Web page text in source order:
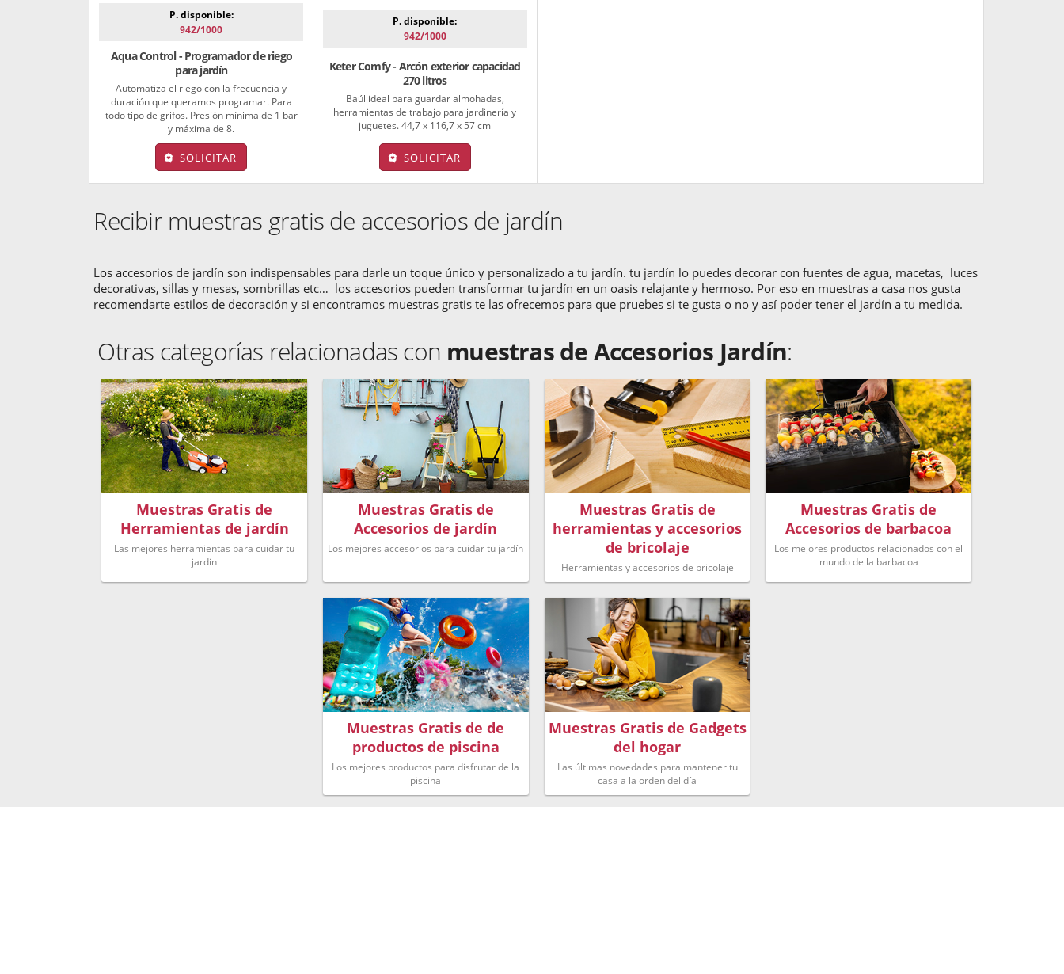
P. disponible:
942/1000
Aqua Control - Programador de riego
para jardín
Automatiza el riego con la frecuencia y
duración que queramos programar. Para
todo tipo de grifos. Presión mínima de 1 bar
y máxima de 8.
SOLICITAR
P. disponible:
942/1000
Keter Comfy - Arcón exterior capacidad
270 litros
Baúl ideal para guardar almohadas,
herramientas de trabajo para jardinería y
juguetes. 44,7 x 116,7 x 57 cm
SOLICITAR
Recibir muestras gratis de accesorios de jardín
Los accesorios de jardín son indispensables para darle un toque único y personalizado a tu jardín. tu jardín lo puedes decorar con fuentes de agua, macetas, luces
decorativas, sillas y mesas, sombrillas etc… los accesorios pueden transformar tu jardín en un oasis relajante y hermoso. Por eso en muestras a casa nos gusta
recomendarte estilos de decoración y si encontramos muestras gratis te las ofrecemos para que pruebes si te gusta o no y así poder tener el jardín a tu medida.
Otras categorías relacionadas con muestras de Accesorios Jardín:
Muestras Gratis de
Herramientas de jardín
Las mejores herramientas para cuidar tu
jardin
Muestras Gratis de
Accesorios de jardín
Los mejores accesorios para cuidar tu jardín
Muestras Gratis de
herramientas y accesorios
de bricolaje
Herramientas y accesorios de bricolaje
Muestras Gratis de
Accesorios de barbacoa
Los mejores productos relacionados con el
mundo de la barbacoa
Muestras Gratis de de
productos de piscina
Los mejores productos para disfrutar de la
piscina
Muestras Gratis de Gadgets
del hogar
Las últimas novedades para mantener tu
casa a la orden del día